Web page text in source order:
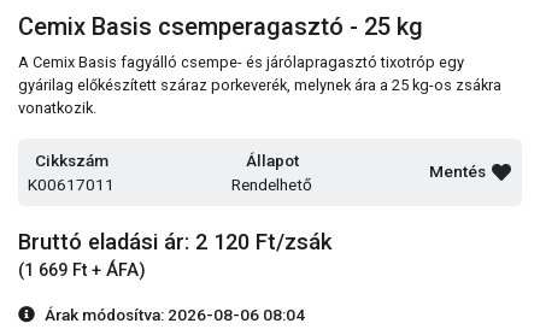
Cemix Basis csemperagasztó - 25 kg
A Cemix Basis fagyálló csempe- és járólapragasztó tixotróp egy
gyárilag előkészített száraz porkeverék, melynek ára a 25 kg-os zsákra
vonatkozik.
Cikkszám
K00617011
Állapot
Rendelhető
Mentés
Bruttó eladási ár: 2 120 Ft/zsák
(1 669 Ft + ÁFA)
Árak módosítva: 2026-08-06 08:04